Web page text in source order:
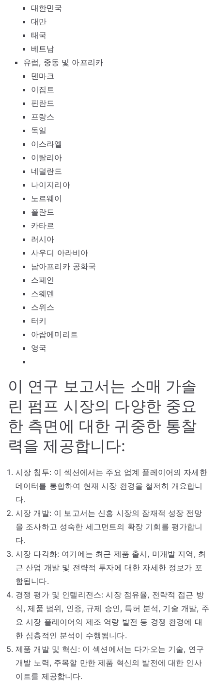
대한민국
대만
태국
베트남
유럽, 중동 및 아프리카
덴마크
이집트
핀란드
프랑스
독일
이스라엘
이탈리아
네덜란드
나이지리아
노르웨이
폴란드
카타르
러시아
사우디 아라비아
남아프리카 공화국
스페인
스웨덴
스위스
터키
아랍에미리트
영국
이 연구 보고서는 소매 가솔
린 펌프 시장의 다양한 중요
한 측면에 대한 귀중한 통찰
력을 제공합니다:
시장 침투: 이 섹션에서는 주요 업계 플레이어의 자세한
데이터를 통합하여 현재 시장 환경을 철저히 개요합니
다.
시장 개발: 이 보고서는 신흥 시장의 잠재적 성장 전망
을 조사하고 성숙한 세그먼트의 확장 기회를 평가합니
다.
시장 다각화: 여기에는 최근 제품 출시, 미개발 지역, 최
근 산업 개발 및 전략적 투자에 대한 자세한 정보가 포
함됩니다.
경쟁 평가 및 인텔리전스: 시장 점유율, 전략적 접근 방
식, 제품 범위, 인증, 규제 승인, 특허 분석, 기술 개발, 주
요 시장 플레이어의 제조 역량 발전 등 경쟁 환경에 대
한 심층적인 분석이 수행됩니다.
제품 개발 및 혁신: 이 섹션에서는 다가오는 기술, 연구
개발 노력, 주목할 만한 제품 혁신의 발전에 대한 인사
이트를 제공합니다.